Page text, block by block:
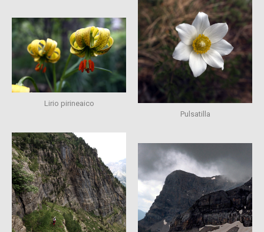
Lirio pirineaico
Pulsatilla